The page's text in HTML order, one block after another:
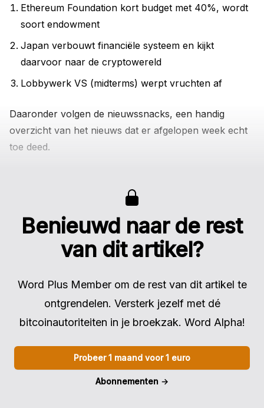
Ethereum Foundation kort budget met 40%, wordt
soort endowment
Japan verbouwt financiële systeem en kijkt
daarvoor naar de cryptowereld
Lobbywerk VS (midterms) werpt vruchten af
Daaronder volgen de nieuwssnacks, een handig
overzicht van het nieuws dat er afgelopen week echt
toe deed.
Benieuwd naar de rest
van dit artikel?
Word Plus Member om de rest van dit artikel te
ontgrendelen. Versterk jezelf met dé
bitcoinautoriteiten in je broekzak. Word Alpha!
Probeer 1 maand voor 1 euro
Abonnementen →